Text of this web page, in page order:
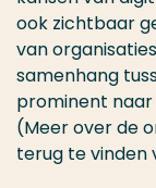
ook zichtbaar
van
samenhang
prominent naar
(Meer over de
terug te vinden